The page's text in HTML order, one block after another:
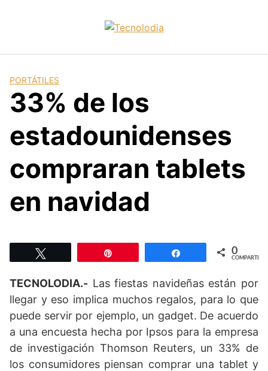
PORTÁTILES
33% de los
estadounidenses
compraran tablets
en navidad
Compartir 0
COMPARTIR
TECNOLODIA.- Las fiestas navideñas están por
llegar y eso implica muchos regalos, para lo que
puede servir por ejemplo, un gadget. De acuerdo
a una encuesta hecha por Ipsos para la empresa
de investigación Thomson Reuters, un 33% de
los consumidores piensan comprar una tablet y